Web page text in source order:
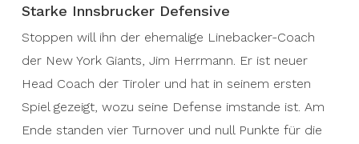
Starke Innsbrucker Defensive
Stoppen will ihn der ehemalige Linebacker-Coach
der New York Giants, Jim Herrmann. Er ist neuer
Head Coach der Tiroler und hat in seinem ersten
Spiel gezeigt, wozu seine Defense imstande ist. Am
Ende standen vier Turnover und null Punkte für die